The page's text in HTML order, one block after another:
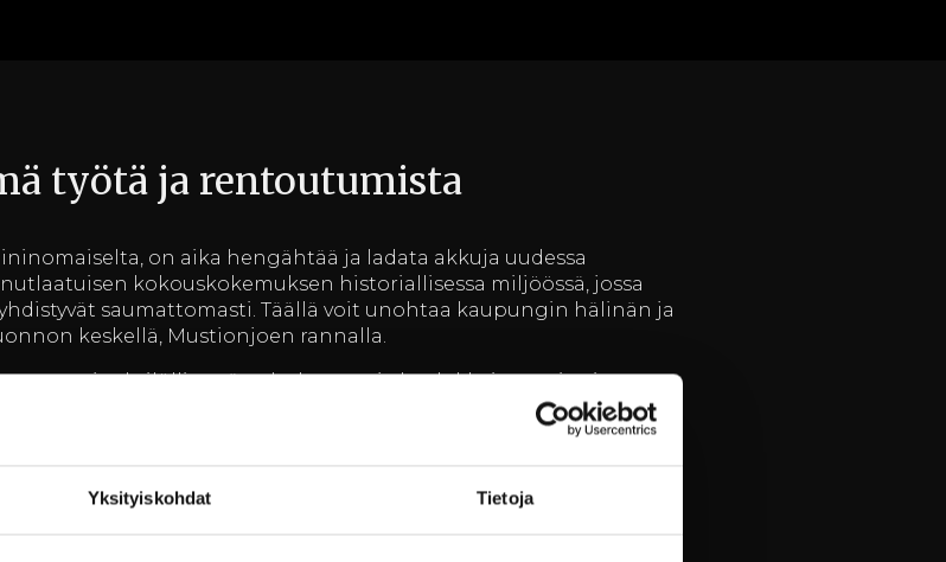
Yksityiskohdat Tietoja
työtä ja rentoutumista
on aika hengähtää ja ladata akkuja uudessa
kokouskokemuksen historiallisessa miljöössä, jossa
saumattomasti. Täällä voit unohtaa kaupungin hälinän ja
keskellä, Mustionjoen rannalla.
yksilöllisestä palvelustaan ja laadukkaista puitteistaan.
viihtyisiin hotellihuoneisiin, jotka tarjoavat kaiken tarvittavan
Jokainen huone on sisustettu huolella, kunnioittaen
kaikki nykyaikaiset mukavuudet.
mielelle ja keholle